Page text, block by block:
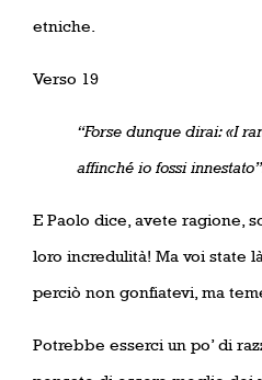
etniche.
Verso 19
“Forse dunque dirai: «I
affinché io fossi
E Paolo dice, avete ragione,
loro incredulità! Ma voi state
perciò non gonfiatevi, ma
Potrebbe esserci un po’ di